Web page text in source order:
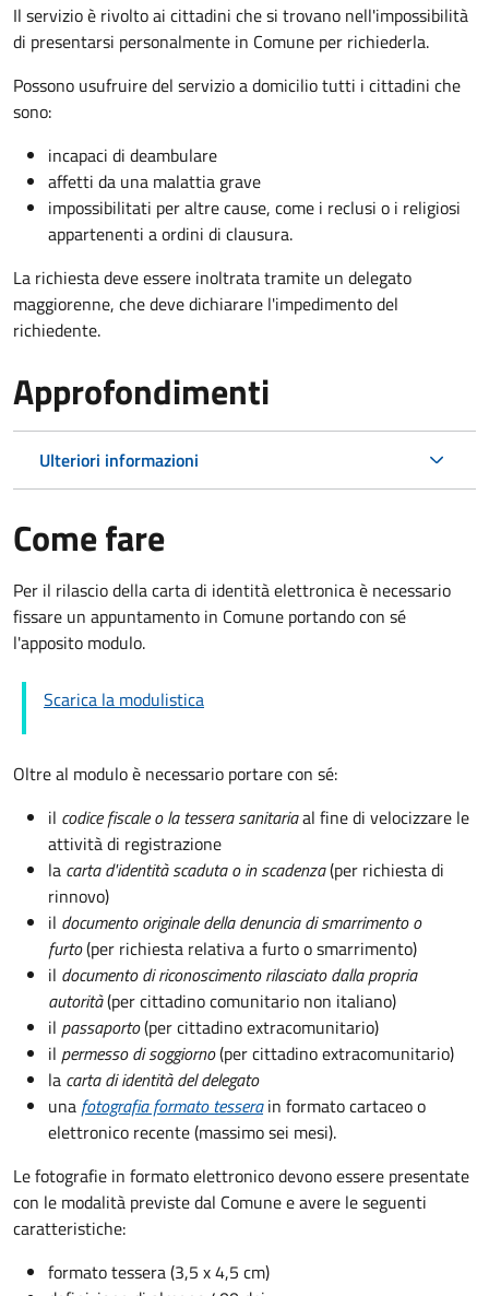
Il servizio è rivolto ai cittadini che si trovano nell'impossibilità
di presentarsi personalmente in Comune per richiederla.
Possono usufruire del servizio a domicilio tutti i cittadini che
sono:
incapaci di deambulare
affetti da una malattia grave
impossibilitati per altre cause, come i reclusi o i religiosi
appartenenti a ordini di clausura.
La richiesta deve essere inoltrata tramite un delegato
maggiorenne, che deve dichiarare l'impedimento del
richiedente.
Approfondimenti
Ulteriori informazioni
Come fare
Per il rilascio della carta di identità elettronica è necessario
fissare un appuntamento in Comune portando con sé
l'apposito modulo.
Scarica la modulistica
Oltre al modulo è necessario portare con sé:
il codice fiscale o la tessera sanitariaal fine di velocizzare le
attività di registrazione
la carta d'identità scaduta o in scadenza(per richiesta di
rinnovo)
il documento originale della denuncia di smarrimento o
furto(per richiesta relativa a furto o smarrimento)
il documento di riconoscimento rilasciato dalla propria
autorità(per cittadino comunitario non italiano)
il passaporto(per cittadino extracomunitario)
il permesso di soggiorno(per cittadino extracomunitario)
la carta di identità del delegato
una fotografia formato tessera in formato cartaceo o
elettronico recente (massimo sei mesi).
Le fotografie in formato elettronico devono essere presentate
con le modalità previste dal Comune e avere le seguenti
caratteristiche:
formato tessera (3,5 x 4,5 cm)